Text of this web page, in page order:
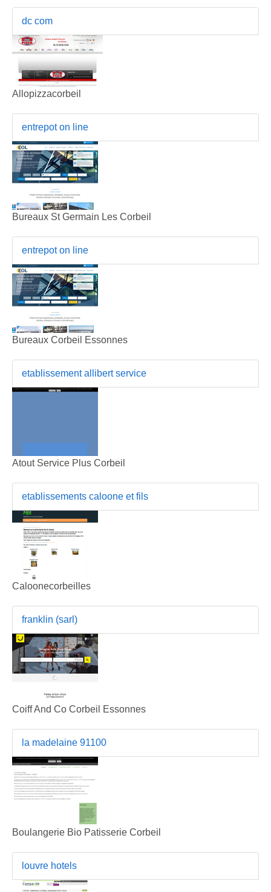
dc com
Allopizzacorbeil
entrepot on line
Bureaux St Germain Les Corbeil
entrepot on line
Bureaux Corbeil Essonnes
etablissement allibert service
Atout Service Plus Corbeil
etablissements caloone et fils
Caloonecorbeilles
franklin (sarl)
Coiff And Co Corbeil Essonnes
la madelaine 91100
Boulangerie Bio Patisserie Corbeil
louvre hotels